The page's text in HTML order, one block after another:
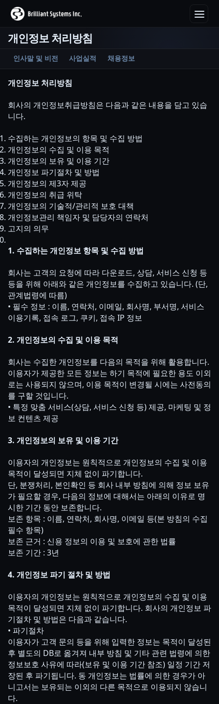
개인정보 처리방침
인사말 및 비전 사업실적 채용정보
개인정보 처리방침
회사의 개인정보취급방침은 다음과 같은 내용을 담고 있습
니다.
수집하는 개인정보의 항목 및 수집 방법
개인정보의 수집 및 이용 목적
개인정보의 보유 및 이용 기간
개인정보 파기절차 및 방법
개인정보의 제3자 제공
개인정보의 취급 위탁
개인정보의 기술적/관리적 보호 대책
개인정보관리 책임자 및 담당자의 연락처
고지의 의무
1. 수집하는 개인정보 항목 및 수집 방법
회사는 고객의 요청에 따라 다운로드, 상담, 서비스 신청 등
등을 위해 아래와 같은 개인정보를 수집하고 있습니다. (단,
관계법령에 따름)
• 필수 정보 : 이름, 연락처, 이메일, 회사명, 부서명, 서비스
이용기록, 접속 로그, 쿠키, 접속 IP 정보
2. 개인정보의 수집 및 이용 목적
회사는 수집한 개인정보를 다음의 목적을 위해 활용합니다.
이용자가 제공한 모든 정보는 하기 목적에 필요한 용도 이외
로는 사용되지 않으며, 이용 목적이 변경될 시에는 사전동의
를 구할 것입니다.
• 특정 맞춤 서비스(상담, 서비스 신청 등) 제공, 마케팅 및 정
보 컨텐츠 제공
3. 개인정보의 보유 및 이용 기간
이용자의 개인정보는 원칙적으로 개인정보의 수집 및 이용
목적이 달성되면 지체 없이 파기합니다.
단, 분쟁처리, 본인확인 등 회사 내부 방침에 의해 정보 보유
가 필요할 경우, 다음의 정보에 대해서는 아래의 이유로 명
시한 기간 동안 보존합니다.
보존 항목 : 이름, 연락처, 회사명, 이메일 등(본 방침의 수집
필수 항목)
보존 근거 : 신용 정보의 이용 및 보호에 관한 법률
보존 기간 : 3년
4. 개인정보 파기 절차 및 방법
이용자의 개인정보는 원칙적으로 개인정보의 수집 및 이용
목적이 달성되면 지체 없이 파기합니다. 회사의 개인정보 파
기절차 및 방법은 다음과 같습니다.
• 파기절차
이용자가 고객 문의 등을 위해 입력한 정보는 목적이 달성된
후 별도의 DB로 옮겨져 내부 방침 및 기타 관련 법령에 의한
정보보호 사유에 따라(보유 및 이용 기간 참조) 일정 기간 저
장된 후 파기됩니다. 동 개인정보는 법률에 의한 경우가 아
니고서는 보유되는 이외의 다른 목적으로 이용되지 않습니
다.